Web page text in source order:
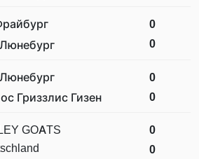
0
0
Гриззлис Гизен
0
0
GOATS
0
0